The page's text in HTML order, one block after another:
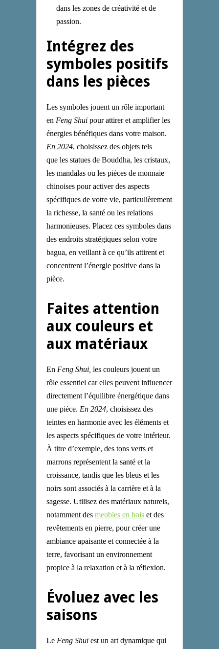
dans les zones de créativité et de
passion.
Intégrez des
symboles positifs
dans les pièces
Les symboles jouent un rôle important
en Feng Shui pour attirer et amplifier les
énergies bénéfiques dans votre maison.
En 2024, choisissez des objets tels
que les statues de Bouddha, les cristaux,
les mandalas ou les pièces de monnaie
chinoises pour activer des aspects
spécifiques de votre vie, particulièrement
la richesse, la santé ou les relations
harmonieuses. Placez ces symboles dans
des endroits stratégiques selon votre
bagua, en veillant à ce qu’ils attirent et
concentrent l’énergie positive dans la
pièce.
Faites attention
aux couleurs et
aux matériaux
En Feng Shui, les couleurs jouent un
rôle essentiel car elles peuvent influencer
directement l’équilibre énergétique dans
une pièce. En 2024, choisissez des
teintes en harmonie avec les éléments et
les aspects spécifiques de votre intérieur.
À titre d’exemple, des tons verts et
marrons représentent la santé et la
croissance, tandis que les bleus et les
noirs sont associés à la carrière et à la
sagesse. Utilisez des matériaux naturels,
notamment des meubles en bois et des
revêtements en pierre, pour créer une
ambiance apaisante et connectée à la
terre, favorisant un environnement
propice à la relaxation et à la réflexion.
Évoluez avec les
saisons
Le Feng Shui est un art dynamique qui